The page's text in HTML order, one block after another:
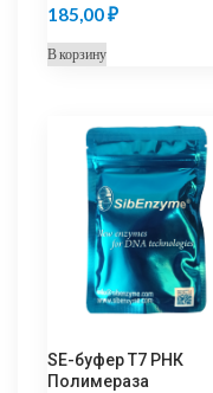
185,00₽
В корзину
SE-буфер T7 РНК
Полимераза